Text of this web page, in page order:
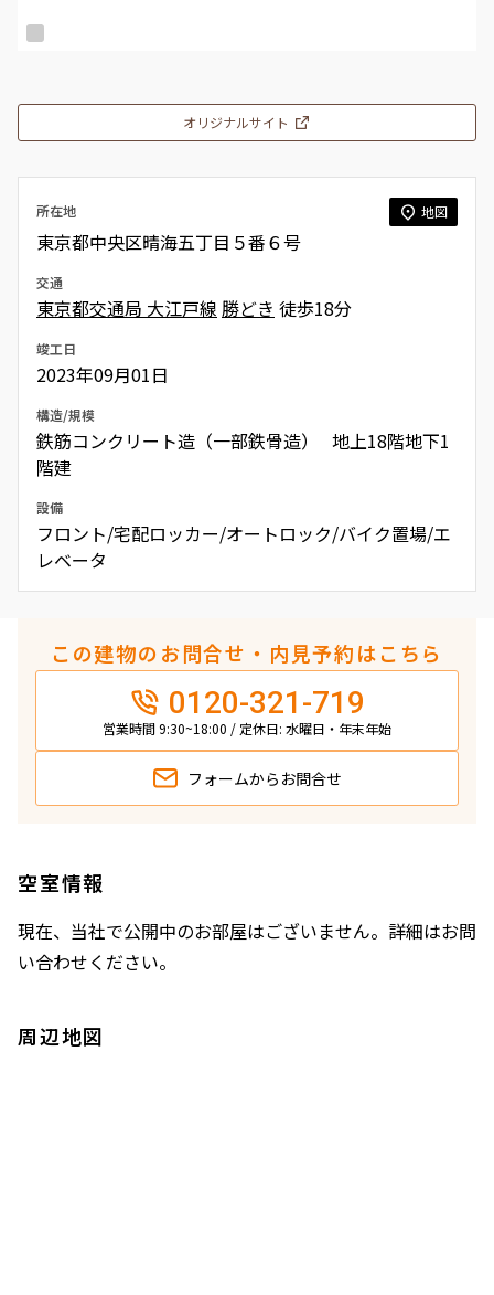
オリジナルサイト
所在地 地図
東京都中央区晴海五丁目５番６号
交通
東京都交通局 大江戸線 勝どき 徒歩18分
竣工日
2023年09月01日
構造/規模
鉄筋コンクリート造（一部鉄骨造） 地上18階地下1
階建
設備
フロント/宅配ロッカー/オートロック/バイク置場/エ
レベータ
この建物のお問合せ・内見予約はこちら
0120-321-719
営業時間 9:30~18:00 / 定休日: 水曜日・年末年始
フォームから お問合せ
空室情報
現在、当社で公開中のお部屋はございません。詳細はお問
い合わせください。
周辺地図